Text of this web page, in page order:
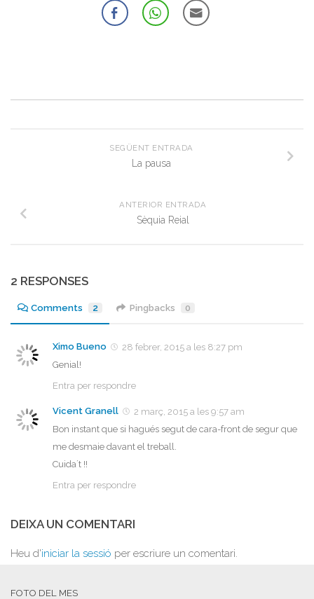
SEGÜENT ENTRADA
La pausa
ANTERIOR ENTRADA
Sèquia Reial
2 RESPONSES
Comments 2 Pingbacks 0
Ximo Bueno
28 febrer, 2015 a les 8:27 pm
Genial!
Entra per respondre
Vicent Granell
2 març, 2015 a les 9:57 am
Bon instant que si hagués segut de cara-front de segur que
me desmaie davant el treball.
Cuida´t !!
Entra per respondre
DEIXA UN COMENTARI
Heu d'iniciar la sessió per escriure un comentari.
FOTO DEL MES